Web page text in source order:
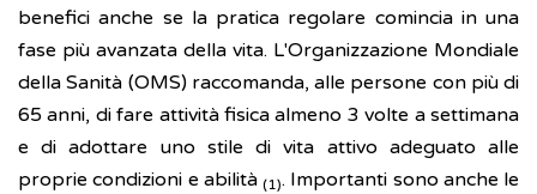
benefici anche se la pratica regolare comincia in una
fase più avanzata della vita. L'Organizzazione Mondiale
della Sanità (OMS) raccomanda, alle persone con più di
65 anni, di fare attività fisica almeno 3 volte a settimana
e di adottare uno stile di vita attivo adeguato alle
proprie condizioni e abilità (1). Importanti sono anche le